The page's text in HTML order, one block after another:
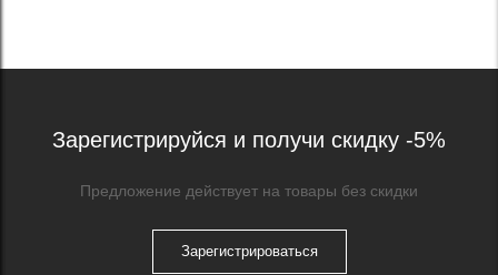
Зарегистрируйся и получи скидку -5%
Предложение действует на товары без скидки
Зарегистрироваться